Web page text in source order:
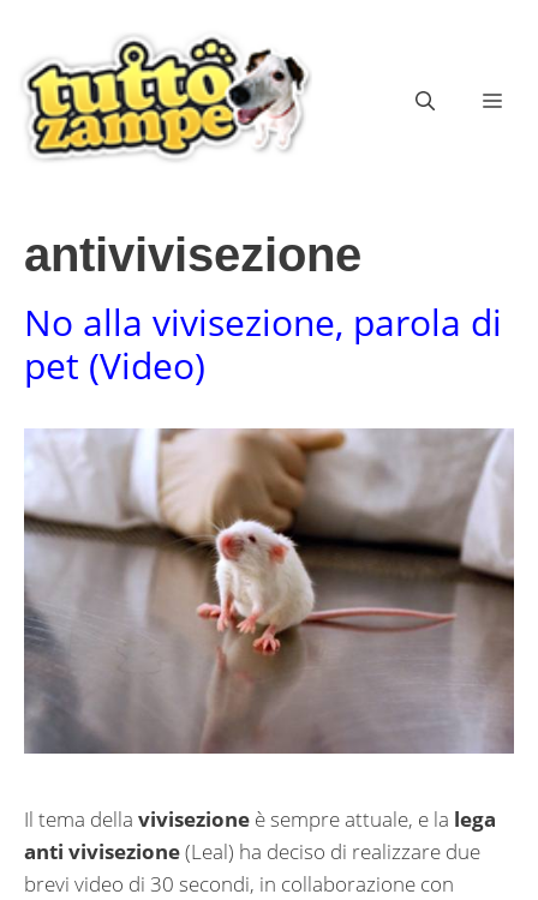
contenuto
antivivisezione
No alla vivisezione, parola di
pet (Video)
Il tema della vivisezione è sempre attuale, e la lega
anti vivisezione(Leal) ha deciso di realizzare due
brevi video di 30 secondi, in collaborazione con